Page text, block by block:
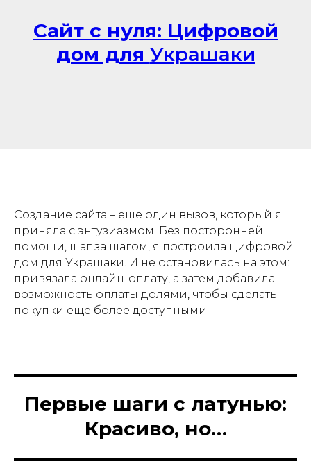
Сайт с нуля: Цифровой
дом для Украшаки
Создание сайта – еще один вызов, который я
приняла с энтузиазмом. Без посторонней
помощи, шаг за шагом, я построила цифровой
дом для Украшаки. И не остановилась на этом:
привязала онлайн-оплату, а затем добавила
возможность оплаты долями, чтобы сделать
покупки еще более доступными.
Первые шаги с латунью:
Красиво, но…